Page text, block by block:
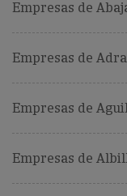
Empresas de
Empresas de
Empresas de
Empresas de